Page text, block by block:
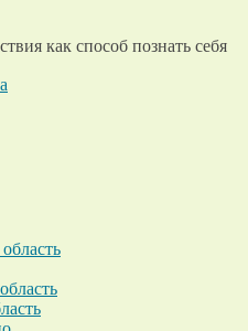
как способ познать себя